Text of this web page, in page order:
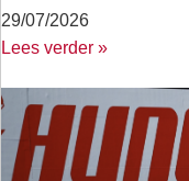
29/07/2026
Lees verder »